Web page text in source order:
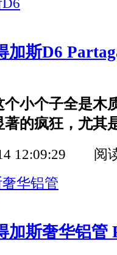
加斯D6
小个子全是木
的疯狂，尤其
12:09:29 阅
加斯奢华铝管